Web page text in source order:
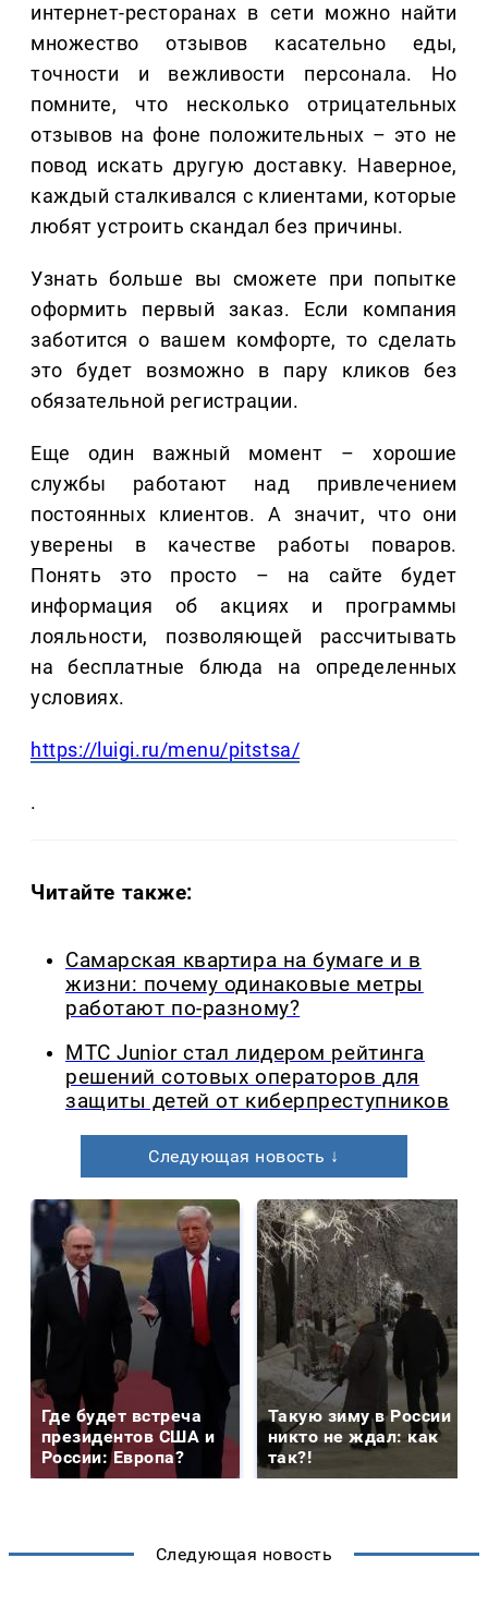
интернет-ресторанах в сети можно найти
множество отзывов касательно еды,
точности и вежливости персонала. Но
помните, что несколько отрицательных
отзывов на фоне положительных – это не
повод искать другую доставку. Наверное,
каждый сталкивался с клиентами, которые
любят устроить скандал без причины.
Узнать больше вы сможете при попытке
оформить первый заказ. Если компания
заботится о вашем комфорте, то сделать
это будет возможно в пару кликов без
обязательной регистрации.
Еще один важный момент – хорошие
службы работают над привлечением
постоянных клиентов. А значит, что они
уверены в качестве работы поваров.
Понять это просто – на сайте будет
информация об акциях и программы
лояльности, позволяющей рассчитывать
на бесплатные блюда на определенных
условиях.
https://luigi.ru/menu/pitstsa/
.
Читайте также:
Самарская квартира на бумаге и в
жизни: почему одинаковые метры
работают по-разному?
МТС Junior стал лидером рейтинга
решений сотовых операторов для
защиты детей от киберпреступников
Следующая новость ↓
Где будет встреча
президентов США и
России: Европа?
Такую зиму в России
никто не ждал: как
так?!
Следующая новость